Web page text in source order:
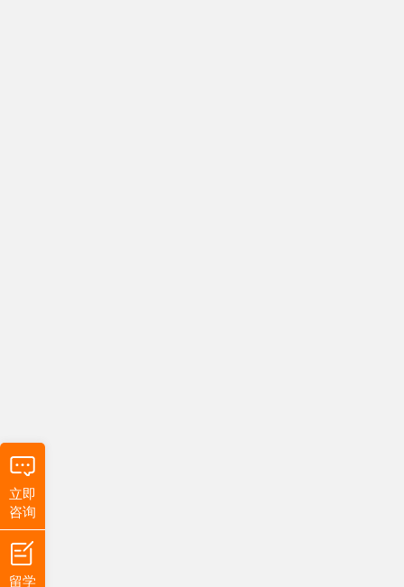
立即
咨询
留学